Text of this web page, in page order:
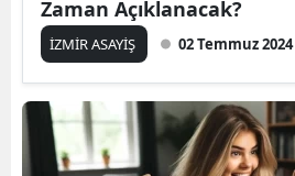
Zaman Açıklanacak?
İZMİR ASAYİŞ 02 Temmuz 2024